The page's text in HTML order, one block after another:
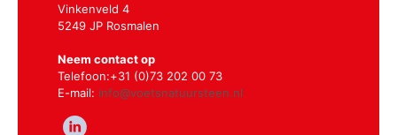
Vinkenveld 4
5249 JP Rosmalen
Neem contact op
Telefoon:+31 (0)73 202 00 73
E-mail: info@voetsnatuursteen.nl